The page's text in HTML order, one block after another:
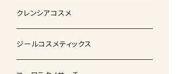
クレンシアコスメ
ジールコスメティックス